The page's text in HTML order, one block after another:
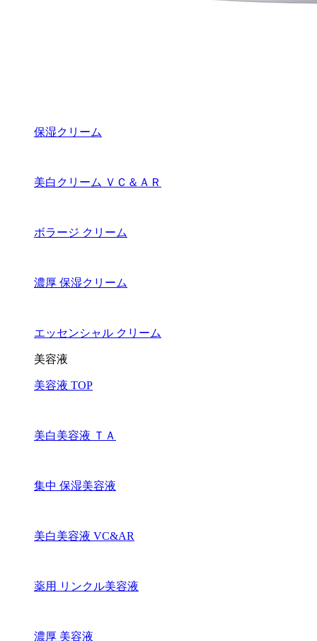
保湿クリーム
美白クリーム ＶＣ＆ＡＲ
ボラージ クリーム
濃厚 保湿クリーム
エッセンシャル クリーム
美容液
美容液 TOP
美白美容液 ＴＡ
集中 保湿美容液
美白美容液 VC&AR
薬用 リンクル美容液
濃厚 美容液